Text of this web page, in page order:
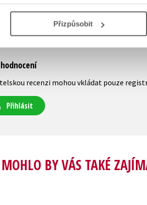
Přizpůsobit
recenzi mohou vkládat pouze
Přihlásit
MOHLO BY VÁS TAKÉ